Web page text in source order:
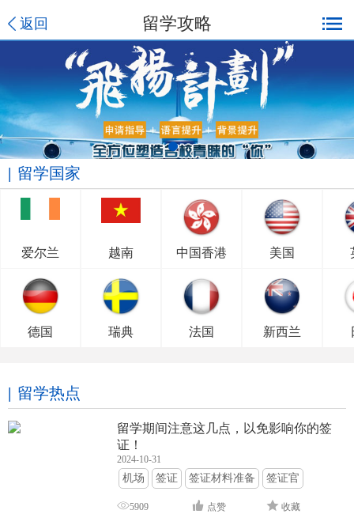
返回 留学攻略
留学国家
爱尔兰 越南 中国香港 美国
德国 瑞典 法国 新西兰
留学热点
留学期间注意这几点，以免影响你的签
证！
2024-10-31
机场 签证 签证材料准备 签证官
签证面试 签证申请攻略
5909 点赞 收藏